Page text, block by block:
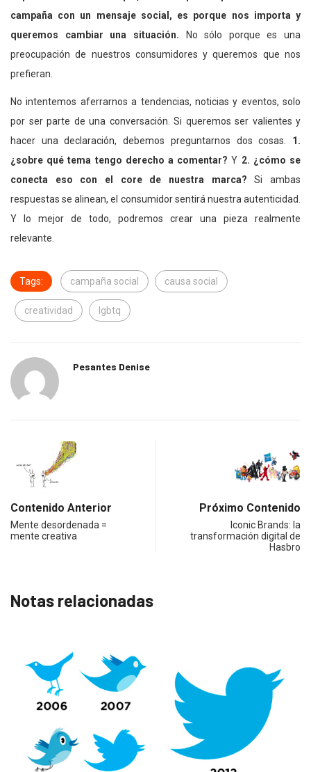
campaña con un mensaje social, es porque nos importa y
queremos cambiar una situación. No sólo porque es una
preocupación de nuestros consumidores y queremos que nos
prefieran.
No intentemos aferrarnos a tendencias, noticias y eventos, solo
por ser parte de una conversación. Si queremos ser valientes y
hacer una declaración, debemos preguntarnos dos cosas.
1.
¿sobre qué tema tengo derecho a comentar? Y 2. ¿cómo se
conecta eso con el core de nuestra marca? Si ambas
respuestas se alinean, el consumidor sentirá nuestra autenticidad.
Y lo mejor de todo, podremos crear una pieza realmente
relevante.
Tags: campaña social causa social
creatividad lgbtq
Pesantes Denise
Contenido Anterior
Mente desordenada =
mente creativa
Próximo Contenido
Iconic Brands: la
transformación digital de
Hasbro
Notas relacionadas